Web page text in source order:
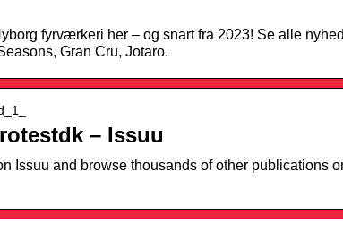
fyrværkeri her – og snart fra 2023! Se alle
Gran Cru, Jotaro.
– Issuu
Issuu and browse thousands of other publications